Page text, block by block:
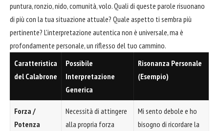
puntura, ronzio, nido, comunità, volo. Quali di queste parole risuonano
di più con la tua situazione attuale? Quale aspetto ti sembra più
pertinente? L'interpretazione autentica non è universale, ma è
profondamente personale, un riflesso del tuo cammino.
Caratteristica
del Calabrone
Possibile
Interpretazione
Generica
Risonanza Personale
(Esempio)
Forza /
Potenza
Necessità di attingere
alla propria forza
Mi sento debole e ho
bisogno di ricordare la